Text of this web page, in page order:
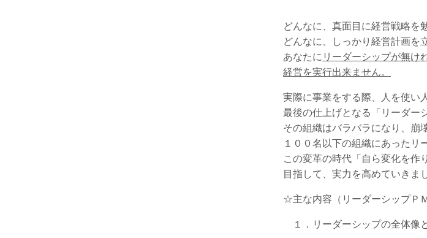
どんなに、真面目に経営戦略を
どんなに、しっかり経営計画を
あなたに リーダーシップが無け
経営を実行出来ません。
実際に事業をする際、人を使い
最後の仕上げとなる「リーダー
その組織はバラバラになり、崩
１００名以下の組織にあったリ
この変革の時代「自ら変化を作
目指して、実力を高めていきま
☆主な内容（リーダーシップＰ
１．リーダーシップの全体像